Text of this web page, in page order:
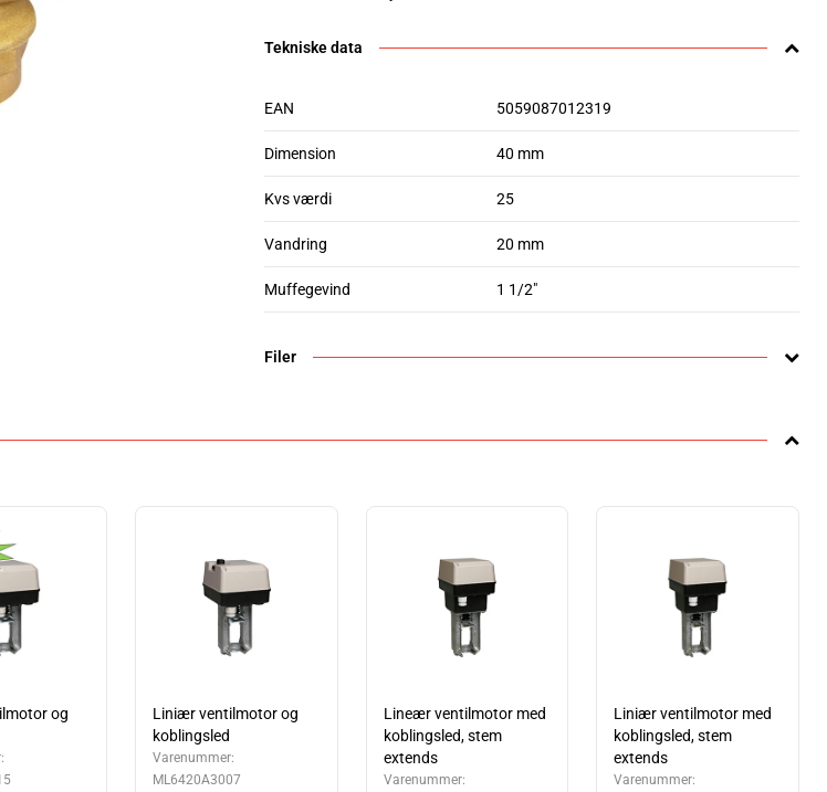
Tekniske data
EAN 5059087012319
Dimension 40 mm
Kvs værdi 25
Vandring 20 mm
Muffegevind 1 1/2"
Filer
og
Liniær ventilmotor og
koblingsled
Varenummer:
ML6420A3007
Lineær ventilmotor med
koblingsled, stem
extends
Varenummer:
Liniær ventilmotor med
koblingsled, stem
extends
Varenummer: